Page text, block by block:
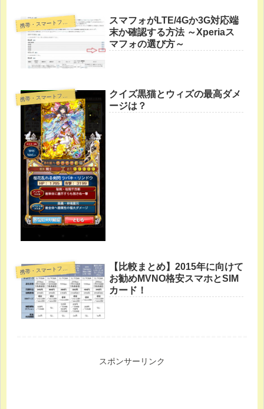
携帯・スマートフォン・タブレットPC
スマフォがLTE/4Gか3G対応端
末か確認する方法 ～Xperiaス
マフォの選び方～
携
クイズ黒猫とウィズの最高ダメ
ージは？
携
【比較まとめ】2015年に向けて
お勧めMVNO格安スマホとSIM
カード！
スポンサーリンク